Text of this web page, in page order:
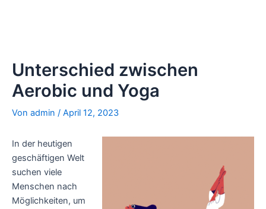
Unterschied zwischen
Aerobic und Yoga
Von admin / April 12, 2023
In der heutigen
geschäftigen Welt
suchen viele
Menschen nach
Möglichkeiten, um